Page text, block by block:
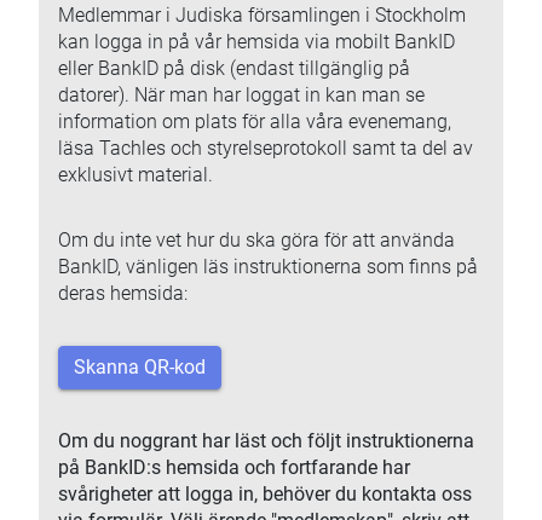
Medlemmar i Judiska församlingen i Stockholm
kan logga in på vår hemsida via mobilt BankID
eller BankID på disk (endast tillgänglig på
datorer). När man har loggat in kan man se
information om plats för alla våra evenemang,
läsa Tachles och styrelseprotokoll samt ta del av
exklusivt material.
Om du inte vet hur du ska göra för att använda
BankID, vänligen läs instruktionerna som finns på
deras hemsida:
Skanna QR-kod
Om du noggrant har läst och följt instruktionerna
på BankID:s hemsida och fortfarande har
svårigheter att logga in, behöver du kontakta oss